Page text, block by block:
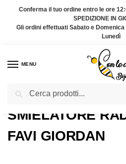
Conferma il tuo ordine entro le ore
SPEDIZIONE IN
Gli ordini effettuati Sabato e
Lunedì
MENU
Home Prodotti taggati “Smielatore
SMIELATORE
FAVI GIORDAN